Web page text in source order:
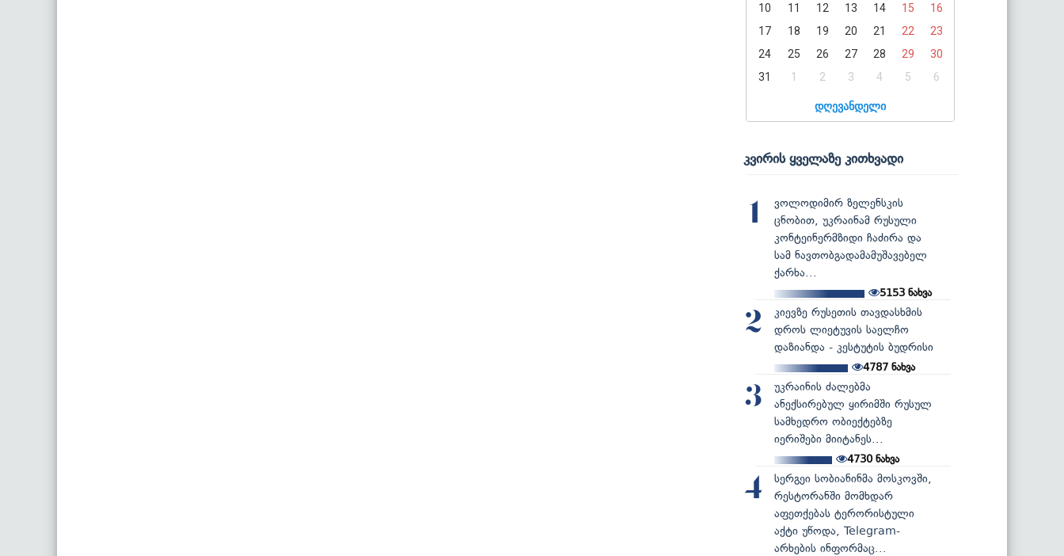
10
11 12 13 14 15
16
17
18 19 20 21 22
23
24
25 26 27 28 29
30
31
1 2 3 4 5 6
დღევანდელი
კვირის ყველაზე კითხვადი
1
ვოლოდიმირ ზელენსკის
ცნობით, უკრაინამ რუსული
კონტეინერმზიდი ჩაძირა და
სამ ნავთობგადამამუშავებელ
ქარხა...
5153 ნახვა
2
კიევზე რუსეთის თავდასხმის
დროს ლიეტუვის საელჩო
დაზიანდა - კესტუტის ბუდრისი
4787 ნახვა
3
უკრაინის ძალებმა
ანექსირებულ ყირიმში რუსულ
სამხედრო ობიექტებზე
იერიშები მიიტანეს...
4730ნახვა
4
სერგეი სობიანინმა მოსკოვში,
რესტორანში მომხდარ
აფეთქებას ტერორისტული
აქტი უწოდა, Telegram-
არხების ინფორმაც...